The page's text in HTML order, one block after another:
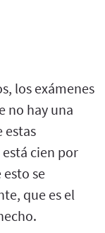
los exámenes
no hay una
estas
está cien por
se
que es el